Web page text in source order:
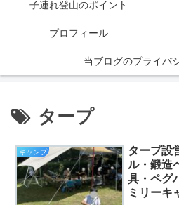
子連れ登山のポイント
プロフィール
当ブログのプライバ
タープ
キャンプ
タープ設
ル・鍛造
具・ペグ
ミリーキ